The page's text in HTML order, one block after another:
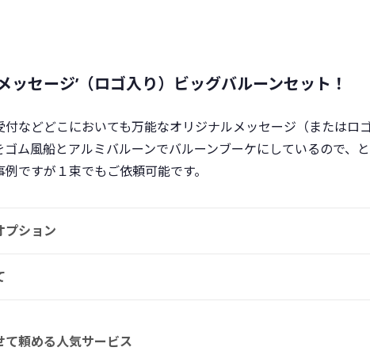
ッセージ’（ロゴ入り）ビッグバルーンセット！
などどこにおいても万能なオリジナルメッセージ（またはロ
ゴム風船とアルミバルーンでバルーンブーケにしているので、
ですが１束でもご依頼可能です。
プション
て頼める人気サービス